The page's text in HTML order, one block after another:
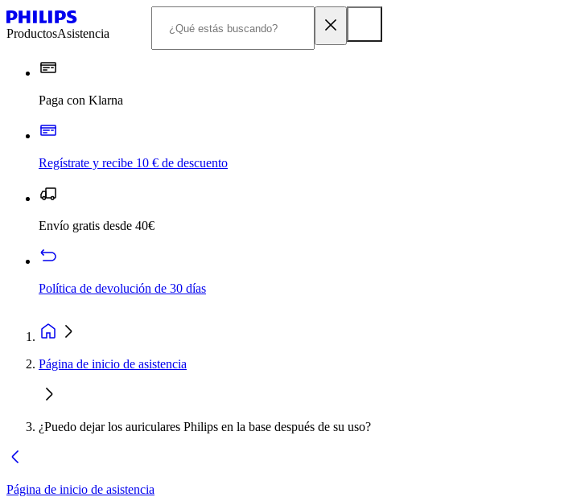
ProductosAsistencia
Paga con Klarna
Regístrate y recibe 10 € de descuento
Envío gratis desde 40€
Política de devolución de 30 días
Página de inicio de asistencia
¿Puedo dejar los auriculares Philips en la base después de su uso?
Página de inicio de asistencia